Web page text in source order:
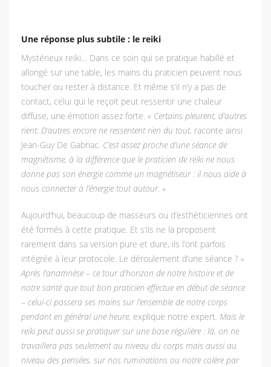
Une réponse plus subtile : le reiki
Mystérieux reiki… Dans ce soin qui se pratique habillé et
allongé sur une table, les mains du praticien peuvent nous
toucher ou rester à distance. Et même s’il n’y a pas de
contact, celui qui le reçoit peut ressentir une chaleur
diffuse, une émotion assez forte. « Certains pleurent, d’autres
rient. D’autres encore ne ressentent rien du tout, raconte ainsi
Jean-Guy De Gabriac. C’est assez proche d’une séance de
magnétisme, à la différence que le praticien de reiki ne nous
donne pas son énergie comme un magnétiseur : il nous aide à
nous connecter à l’énergie tout autour. »
Aujourd’hui, beaucoup de masseurs ou d’esthéticiennes ont
été formés à cette pratique. Et s’ils ne la proposent
rarement dans sa version pure et dure, ils l’ont parfois
intégrée à leur protocole. Le déroulement d’une séance ? «
Après l’anamnèse – ce tour d’horizon de notre histoire et de
notre santé que tout bon praticien effectue en début de séance
– celui-ci passera ses mains sur l’ensemble de notre corps
pendant en général une heure, explique notre expert. Mais le
reiki peut aussi se pratiquer sur une base régulière : là, on ne
travaillera pas seulement au niveau du corps mais aussi au
niveau des pensées, sur nos ruminations ou notre colère par